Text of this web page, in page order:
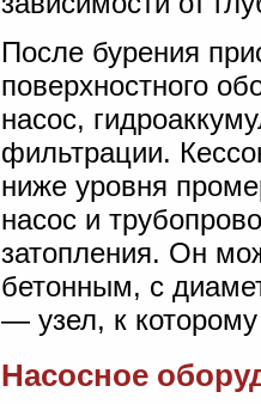
После бурения
поверхностного
насос,
фильтрации.
ниже уровня
насос и
затопления. Он
бетонным, с
— узел, к
Насосное